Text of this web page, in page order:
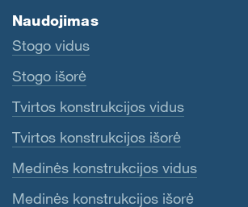
Naudojimas
Stogo vidus
Stogo išorė
Tvirtos konstrukcijos vidus
Tvirtos konstrukcijos išorė
Medinės konstrukcijos vidus
Medinės konstrukcijos išorė